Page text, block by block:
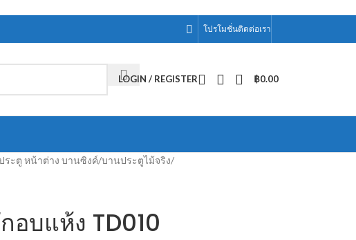
โปรโมชั่นติดต่อเรา
LOGIN / REGISTER ฿0.00
ระตู หน้าต่าง บานซิงค์/บานประตูไม้จริง/
อบแห้ง TD010